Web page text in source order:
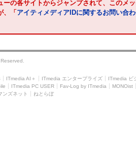
ーの各サイトからジャンプされて、このメ
、「 アイティメディアIDに関するお問い合
ITmedia AI＋ ITmedia エンタープライズ ITmedia ビ
ITmedia PC USER Fav-Log by ITmedia MONOist
ンズネット ねとらぼ